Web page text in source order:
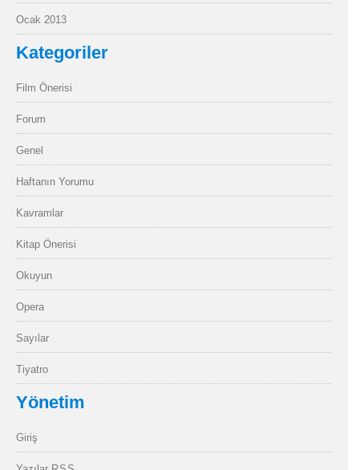
Ocak 2013
Kategoriler
Film Önerisi
Forum
Genel
Haftanın Yorumu
Kavramlar
Kitap Önerisi
Okuyun
Opera
Sayılar
Tiyatro
Yönetim
Giriş